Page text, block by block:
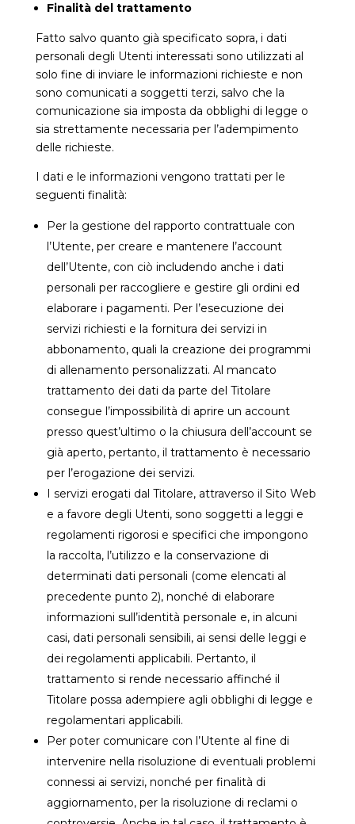
Finalità del trattamento
Fatto salvo quanto già specificato sopra, i dati
personali degli Utenti interessati sono utilizzati al
solo fine di inviare le informazioni richieste e non
sono comunicati a soggetti terzi, salvo che la
comunicazione sia imposta da obblighi di legge o
sia strettamente necessaria per l’adempimento
delle richieste.
I dati e le informazioni vengono trattati per le
seguenti finalità:
Per la gestione del rapporto contrattuale con
l’Utente, per creare e mantenere l’account
dell’Utente, con ciò includendo anche i dati
personali per raccogliere e gestire gli ordini ed
elaborare i pagamenti. Per l’esecuzione dei
servizi richiesti e la fornitura dei servizi in
abbonamento, quali la creazione dei programmi
di allenamento personalizzati. Al mancato
trattamento dei dati da parte del Titolare
consegue l’impossibilità di aprire un account
presso quest’ultimo o la chiusura dell’account se
già aperto, pertanto, il trattamento è necessario
per l’erogazione dei servizi.
I servizi erogati dal Titolare, attraverso il Sito Web
e a favore degli Utenti, sono soggetti a leggi e
regolamenti rigorosi e specifici che impongono
la raccolta, l’utilizzo e la conservazione di
determinati dati personali (come elencati al
precedente punto 2), nonché di elaborare
informazioni sull’identità personale e, in alcuni
casi, dati personali sensibili, ai sensi delle leggi e
dei regolamenti applicabili. Pertanto, il
trattamento si rende necessario affinché il
Titolare possa adempiere agli obblighi di legge e
regolamentari applicabili.
Per poter comunicare con l’Utente al fine di
intervenire nella risoluzione di eventuali problemi
connessi ai servizi, nonché per finalità di
aggiornamento, per la risoluzione di reclami o